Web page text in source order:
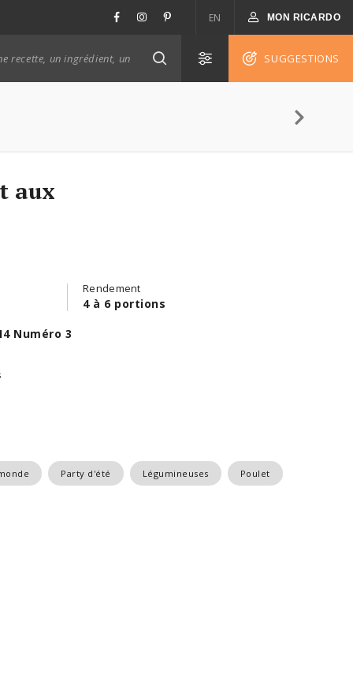
EN MON RICARDO
SUGGESTIONS
aux
Rendement
4 à 6 portions
Numéro 3
Party d'été Légumineuses Poulet